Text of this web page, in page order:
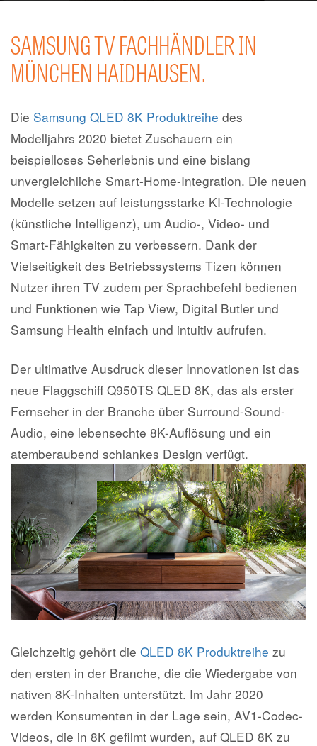
SAMSUNG TV FACHHÄNDLER IN
MÜNCHEN HAIDHAUSEN.
Die Samsung QLED 8K Produktreihe des
Modelljahrs 2020 bietet Zuschauern ein
beispielloses Seherlebnis und eine bislang
unvergleichliche Smart-Home-Integration. Die neuen
Modelle setzen auf leistungsstarke KI-Technologie
(künstliche Intelligenz), um Audio-, Video- und
Smart-Fähigkeiten zu verbessern. Dank der
Vielseitigkeit des Betriebssystems Tizen können
Nutzer ihren TV zudem per Sprachbefehl bedienen
und Funktionen wie Tap View, Digital Butler und
Samsung Health einfach und intuitiv aufrufen.
Der ultimative Ausdruck dieser Innovationen ist das
neue Flaggschiff Q950TS QLED 8K, das als erster
Fernseher in der Branche über Surround-Sound-
Audio, eine lebensechte 8K-Auflösung und ein
atemberaubend schlankes Design verfügt.
Gleichzeitig gehört die QLED 8K Produktreihe zu
den ersten in der Branche, die die Wiedergabe von
nativen 8K-Inhalten unterstützt. Im Jahr 2020
werden Konsumenten in der Lage sein, AV1-Codec-
Videos, die in 8K gefilmt wurden, auf QLED 8K zu